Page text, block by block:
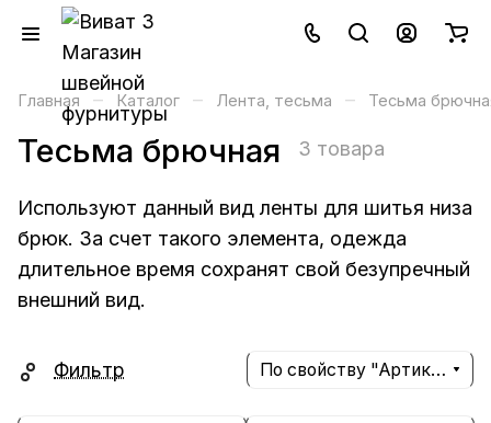
Главная – Каталог – Лента, тесьма – Тесьма
Тесьма брючная 3 товара
Используют данный вид ленты для шитья низа
брюк. За счет такого элемента, одежда
длительное время сохранят свой безупречный
внешний вид.
Фильтр По свойству "Артикул" (убывание)